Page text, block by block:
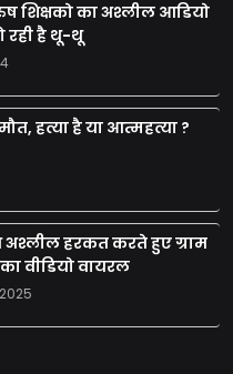
शिक्षको का अश्लील आडियो
रही है थू-थू
हत्या है या आत्महत्या ?
हरकत करते हुए ग्राम
वीडियो वायरल